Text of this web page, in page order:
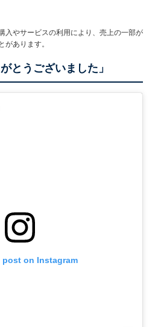
入やサービスの利用により、売上の一部が
があります。
とうございました」
post on Instagram